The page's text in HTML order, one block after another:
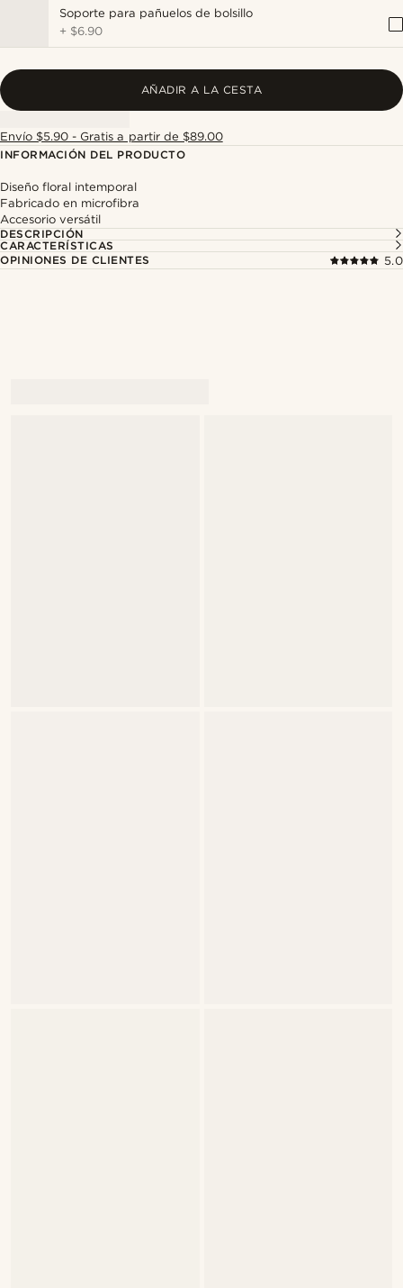
Soporte para pañuelos de bolsillo
+ $6.90
AÑADIR A LA CESTA
Envío $5.90 - Gratis a partir de $89.00
INFORMACIÓN DEL PRODUCTO
Diseño floral intemporal
Fabricado en microfibra
Accesorio versátil
DESCRIPCIÓN
CARACTERÍSTICAS
OPINIONES DE CLIENTES
5.0